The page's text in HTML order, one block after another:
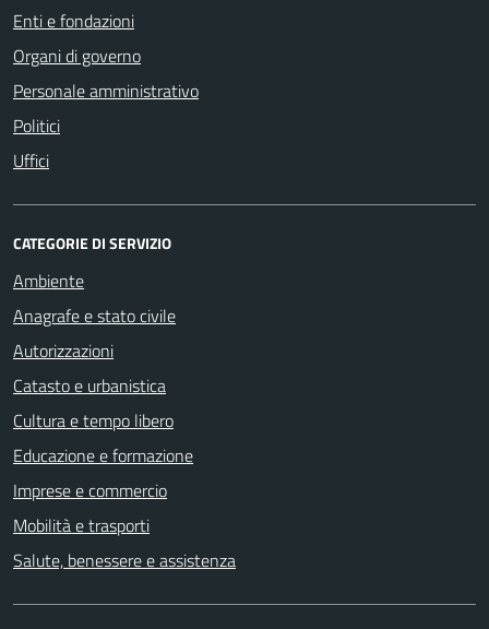
Enti e fondazioni
Organi di governo
Personale amministrativo
Politici
Uffici
CATEGORIE DI SERVIZIO
Ambiente
Anagrafe e stato civile
Autorizzazioni
Catasto e urbanistica
Cultura e tempo libero
Educazione e formazione
Imprese e commercio
Mobilità e trasporti
Salute, benessere e assistenza